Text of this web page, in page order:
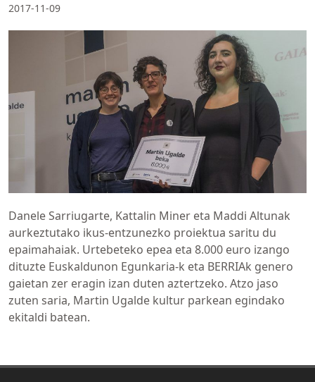
2017-11-09
Danele Sarriugarte, Kattalin Miner eta Maddi Altunak
aurkeztutako ikus-entzunezko proiektua saritu du
epaimahaiak. Urtebeteko epea eta 8.000 euro izango
dituzte Euskaldunon Egunkaria-k eta BERRIAk genero
gaietan zer eragin izan duten aztertzeko. Atzo jaso
zuten saria, Martin Ugalde kultur parkean egindako
ekitaldi batean.